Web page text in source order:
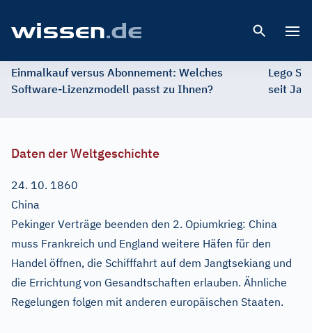
Einmalkauf versus Abonnement: Welches
Software-Lizenzmodell passt zu Ihnen?
Lego
seit
Daten der Weltgeschichte
24. 10. 1860
China
Pekinger Verträge beenden den 2. Opiumkrieg: China
muss Frankreich und England weitere Häfen für den
Handel öffnen, die Schifffahrt auf dem Jangtsekiang und
die Errichtung von Gesandtschaften erlauben. Ähnliche
Regelungen folgen mit anderen europäischen Staaten.